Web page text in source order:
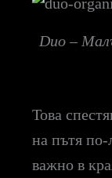
Duo –
Това
на пътя
важно в